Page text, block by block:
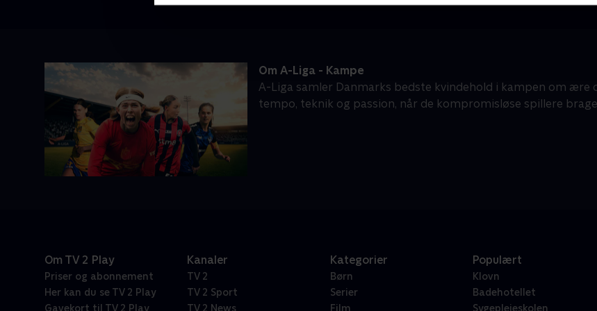
Om A-Liga - Kampe
A-Liga samler Danmarks bedste kvindehold i kampen om ære
tempo, teknik og passion, når de kompromisløse spillere
Om TV 2 Play
Priser og abonnement
Her kan du se TV 2 Play
Gavekort til TV 2 Play
Kanaler
TV 2
TV 2 Sport
TV 2 News
Kategorier
Børn
Serier
Film
Populært
Klovn
Badehotellet
Sygeplejeskolen